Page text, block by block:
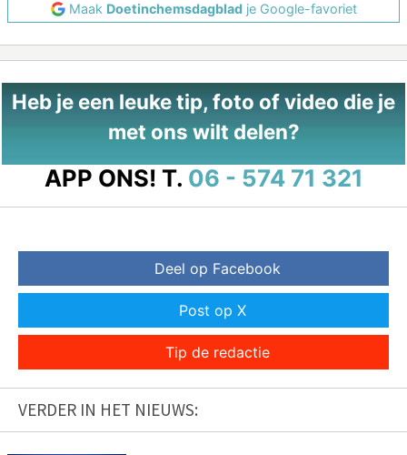
Maak Doetinchemsdagbladje Google-favoriet
Heb je een leuke tip, foto of video die je
met ons wilt delen?
APP ONS! T. 06 - 574 71 321
Deel op Facebook
Post op X
Tip de redactie
VERDER IN HET NIEUWS: